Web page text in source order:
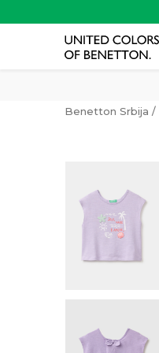
Benetton Srbija